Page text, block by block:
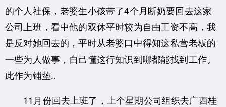
的个人社保，老婆生小孩带了4个月断奶要回去这家
公司上班，看中他的双休平时较为自由工资不高，我
是反对她回去的，平时从老婆口中得知这私营老板的
一些为人做事，自己懂这行知识到哪都能找到工作。
此作为铺垫..
11月份回去上班了，上个星期公司组织去广西桂